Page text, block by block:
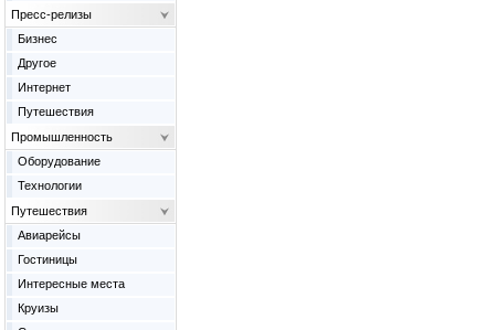
Пресс-релизы
Бизнес
Другое
Интернет
Путешествия
Промышленность
Оборудование
Технологии
Путешествия
Авиарейсы
Гостиницы
Интересные места
Круизы